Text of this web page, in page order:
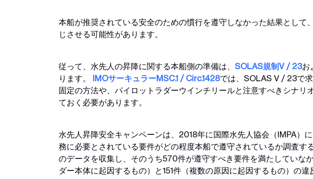
本船が推奨されている安全のための慣行を遵守しなかった結果とし
じさせる可能性があります。
従って、水先人の昇降に関する本船側の準備は、 SOLAS規制V / 23お
ります。 IMOサーキュラーMSC.1 / Circ.1428では、SOLAS V / 23で
固定の方法や、パイロットラダーウインチリールと注意すべきシナ
ておく必要があります。
水先人昇降安全キャンペーンは、2018年に国際水先人協会（IMPA）
務に必要とされている要件がどの程度本船で遵守されているか調査す
のデータを収集し、そのうち570件が遵守すべき要件を満たしてい
ダー本体に起因するもの）と151件（複数の原因に起因するもの）の違